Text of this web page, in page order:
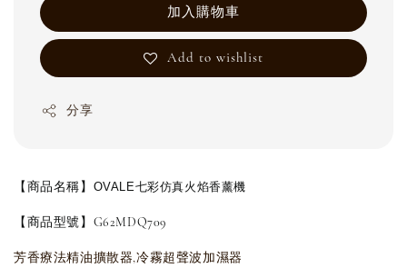
加入購物車
Add to wishlist
分享
【商品名稱】 OVALE七彩仿真火焰香薰機
【商品型號】G62MDQ709
芳香療法精油擴散器,冷霧超聲波加濕器